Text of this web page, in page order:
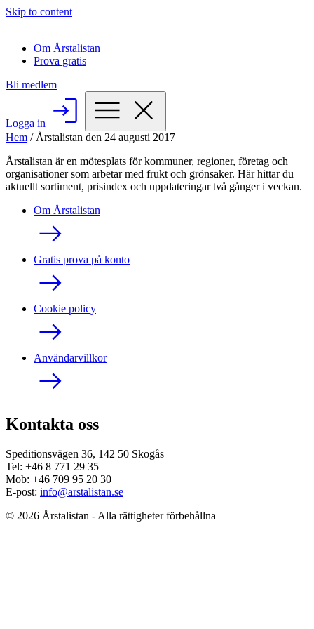
Skip to content
Om Årstalistan
Prova gratis
Bli medlem
Logga in
Hem / Årstalistan den 24 augusti 2017
Årstalistan är en mötesplats för kommuner, regioner, företag och
organisationer som arbetar med frukt och grönsaker. Här hittar du
aktuellt sortiment, prisindex och uppdateringar två gånger i veckan.
Om Årstalistan
Gratis prova på konto
Cookie policy
Användarvillkor
Kontakta oss
Speditionsvägen 36, 142 50 Skogås
Tel: +46 8 771 29 35
Mob: +46 709 95 20 30
E-post: info@arstalistan.se
© 2026 Årstalistan - Alla rättigheter förbehållna